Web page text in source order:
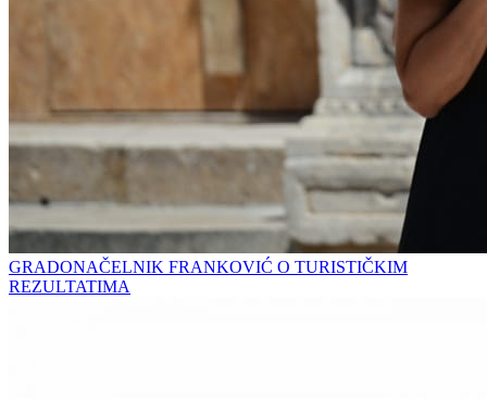
GRADONAČELNIK FRANKOVIĆ O TURISTIČKIM
REZULTATIMA